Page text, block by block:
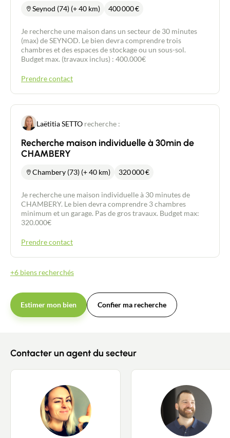
Seynod (74) (+ 40 km) 400 000€
Je recherche une maison dans un secteur de 30 minutes
(max) de SEYNOD. Le bien devra comprendre trois
chambres et des espaces de stockage ou un sous-sol.
Budget max. (travaux inclus) : 400.000€
Prendre contact
Laëtitia SETTO recherche :
Recherche maison individuelle à 30min de
CHAMBERY
Chambery (73) (+ 40 km) 320 000€
Je recherche une maison individuelle à 30 minutes de
CHAMBERY. Le bien devra comprendre 3 chambres
minimum et un garage. Pas de gros travaux. Budget max:
320.000€
Prendre contact
+6 biens recherchés
Estimer mon bien Confier ma recherche
Contacter un agent du secteur